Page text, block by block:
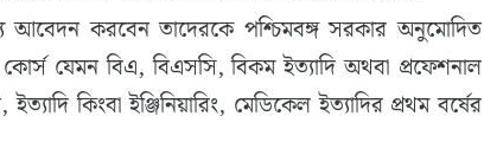
আবেদন করবেন তাদেরকে পশ্চিমবঙ্গ সরকার অনুমোদিত
যেমন বিএ, বিএসসি, বিকম ইত্যাদি অথবা প্রফেশনাল
কিংবা ইঞ্জিনিয়ারিং, মেডিকেল ইত্যাদির প্রথম বর্ষের